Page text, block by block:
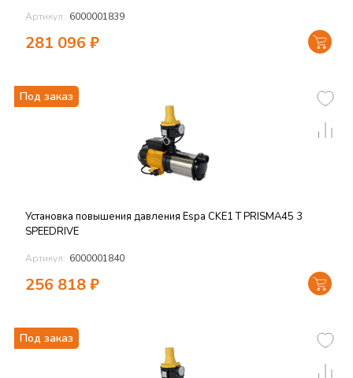
Артикул: 6000001839
281 096 ₽
Под заказ
Установка повышения давления Espa CKE1 T PRISMA45 3
SPEEDRIVE
Артикул: 6000001840
256 818₽
Под заказ